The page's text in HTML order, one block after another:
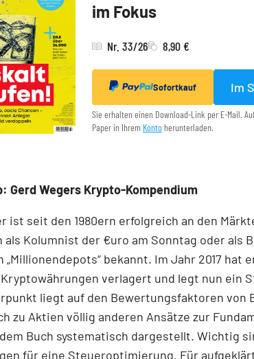
im Fokus
Nr. 33/26 8,90 €
Sofortkauf Im
Sie erhalten einen Download-Link per E-Mail.
Paper in Ihrem Konto herunterladen.
Gerd Wegers Krypto-Kompendium
ist seit den 1980ern erfolgreich an den
als Kolumnist der €uro am Sonntag oder als
„Millionen­depots“ bekannt. Im Jahr 2017 hat
verlagert und legt nun ein
liegt auf den Bewertungsfaktoren von
zu Aktien völlig anderen Ansätze zur
Buch systematisch dargestellt. Wichtig
für eine Steueroptimierung. Für